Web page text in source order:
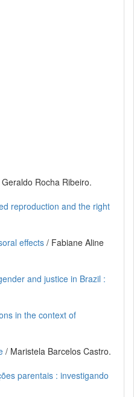
Rocha Ribeiro.
reproduction and the right
effects / Fabiane Aline
and justice in Brazil :
in the context of
/ Maristela Barcelos Castro.
parentais : investigando